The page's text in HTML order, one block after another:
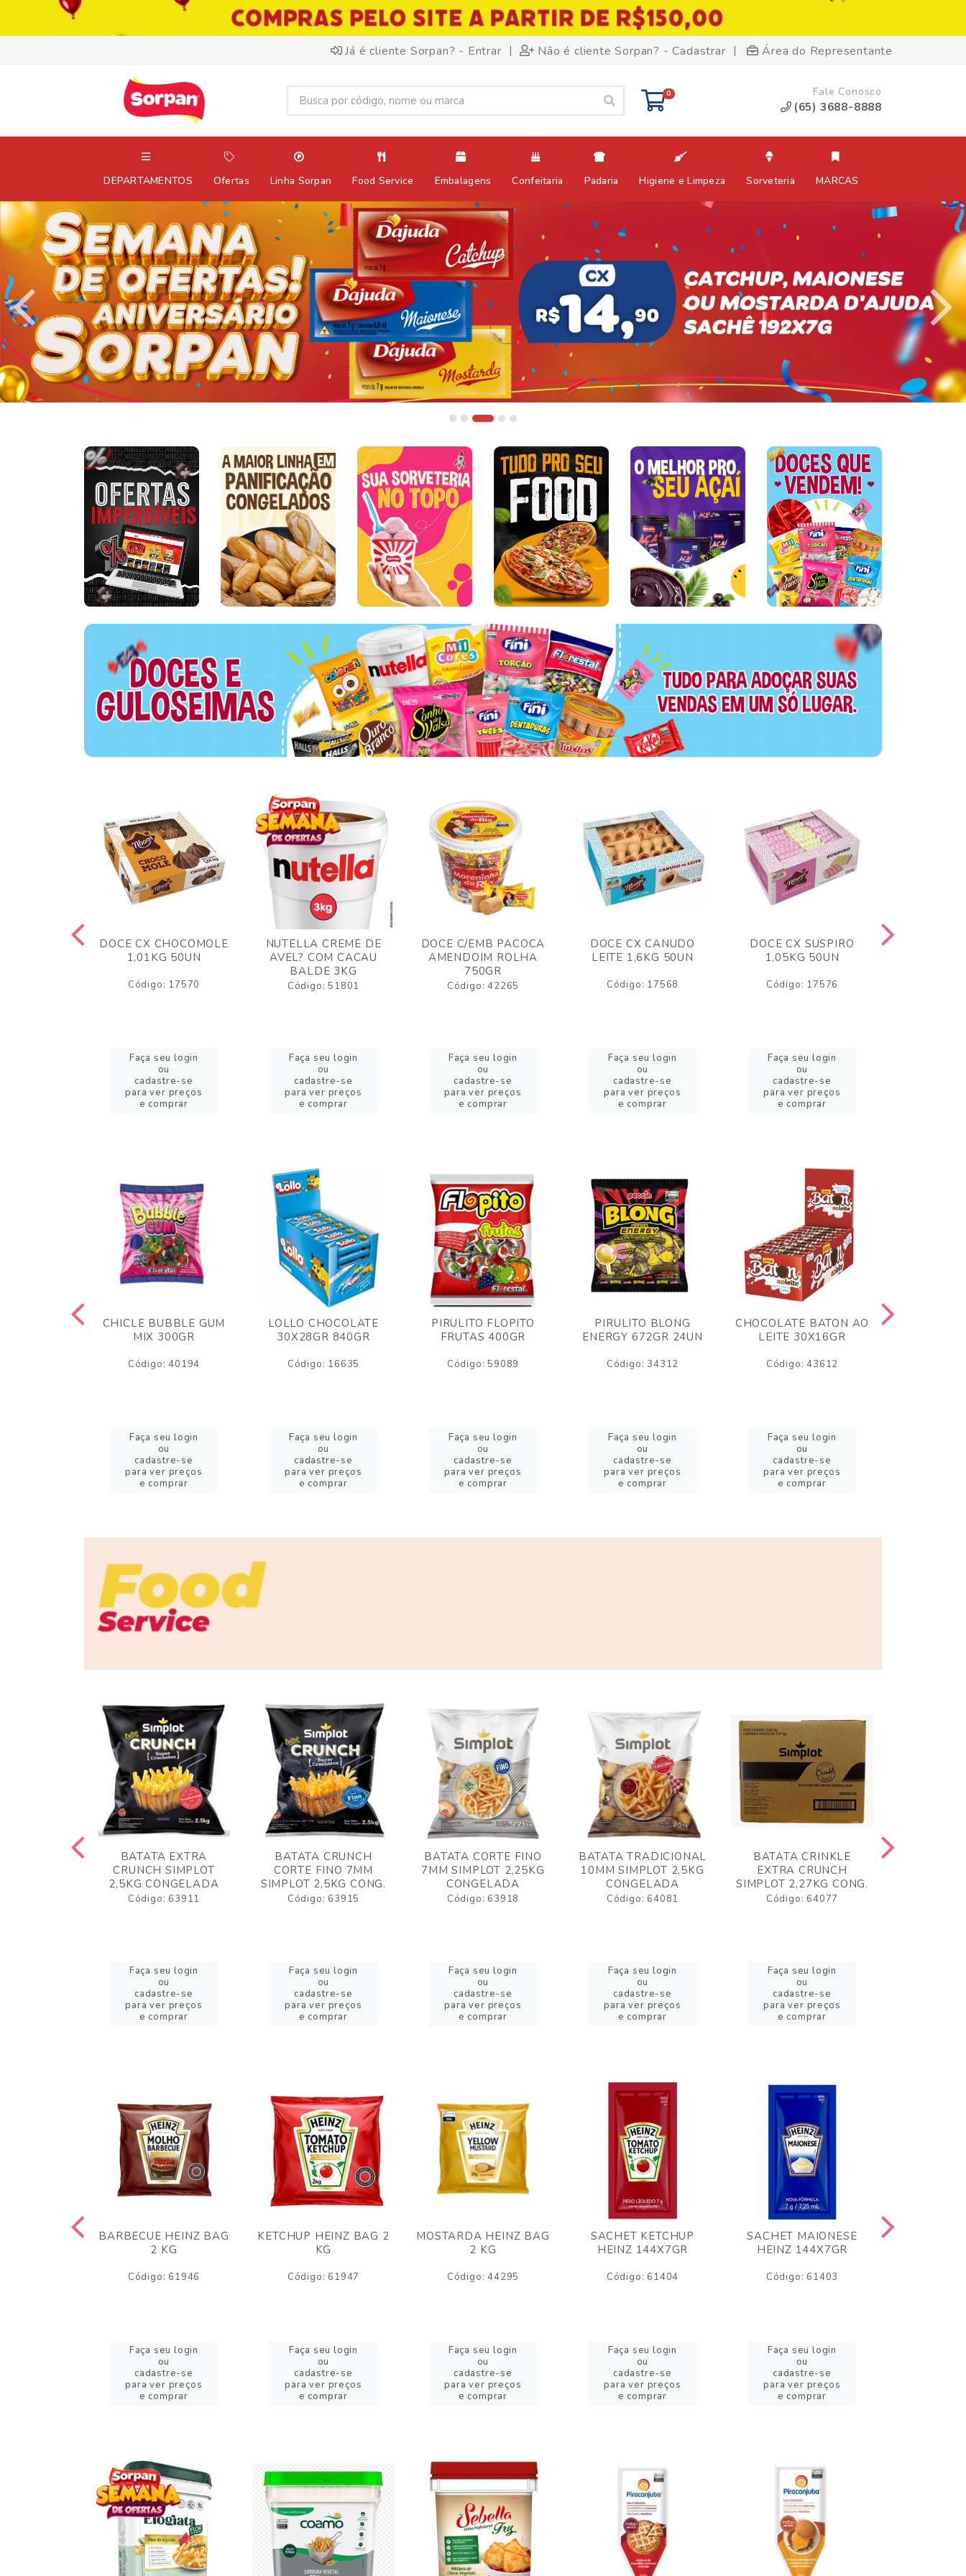
Já é cliente Sorpan? - Entrar | Não é cliente Sorpan? - Cadastrar | Área do Representante
0 Fale Conosco
(65) 3688-8888
DEPARTAMENTOS Ofertas Linha Sorpan Food Service Embalagens Confeitaria Padaria Higiene e Limpeza Sorveteria MARCAS
DOCE CX CHOCOMOLE
1,01KG 50UN
Código: 17570
Faça seu login
ou
cadastre-se
para ver preços
e comprar
NUTELLA CREME DE
AVEL? COM CACAU
BALDE 3KG
Código: 51801
Faça seu login
ou
cadastre-se
para ver preços
e comprar
DOCE C/EMB PACOCA
AMENDOIM ROLHA
750GR
Código: 42265
Faça seu login
ou
cadastre-se
para ver preços
e comprar
DOCE CX CANUDO
LEITE 1,6KG 50UN
Código: 17568
Faça seu login
ou
cadastre-se
para ver preços
e comprar
DOCE CX SUSPIRO
1,05KG 50UN
Código: 17576
Faça seu login
ou
cadastre-se
para ver preços
e comprar
CHICLE BUBBLE GUM
MIX 300GR
Código: 40194
Faça seu login
ou
cadastre-se
para ver preços
e comprar
LOLLO CHOCOLATE
30X28GR 840GR
Código: 16635
Faça seu login
ou
cadastre-se
para ver preços
e comprar
PIRULITO FLOPITO
FRUTAS 400GR
Código: 59089
Faça seu login
ou
cadastre-se
para ver preços
e comprar
PIRULITO BLONG
ENERGY 672GR 24UN
Código: 34312
Faça seu login
ou
cadastre-se
para ver preços
e comprar
CHOCOLATE BATON AO
LEITE 30X16GR
Código: 43612
Faça seu login
ou
cadastre-se
para ver preços
e comprar
BATATA EXTRA
CRUNCH SIMPLOT
2,5KG CONGELADA
Código: 63911
Faça seu login
ou
cadastre-se
para ver preços
e comprar
BATATA CRUNCH
CORTE FINO 7MM
SIMPLOT 2,5KG CONG.
Código: 63915
Faça seu login
ou
cadastre-se
para ver preços
e comprar
BATATA CORTE FINO
7MM SIMPLOT 2,25KG
CONGELADA
Código: 63918
Faça seu login
ou
cadastre-se
para ver preços
e comprar
BATATA TRADICIONAL
10MM SIMPLOT 2,5KG
CONGELADA
Código: 64081
Faça seu login
ou
cadastre-se
para ver preços
e comprar
BATATA CRINKLE
EXTRA CRUNCH
SIMPLOT 2,27KG CONG.
Código: 64077
Faça seu login
ou
cadastre-se
para ver preços
e comprar
BARBECUE HEINZ BAG
2 KG
Código: 61946
Faça seu login
ou
cadastre-se
para ver preços
e comprar
KETCHUP HEINZ BAG 2
KG
Código: 61947
Faça seu login
ou
cadastre-se
para ver preços
e comprar
MOSTARDA HEINZ BAG
2 KG
Código: 44295
Faça seu login
ou
cadastre-se
para ver preços
e comprar
SACHET KETCHUP
HEINZ 144X7GR
Código: 61404
Faça seu login
ou
cadastre-se
para ver preços
e comprar
SACHET MAIONESE
HEINZ 144X7GR
Código: 61403
Faça seu login
ou
cadastre-se
para ver preços
e comprar